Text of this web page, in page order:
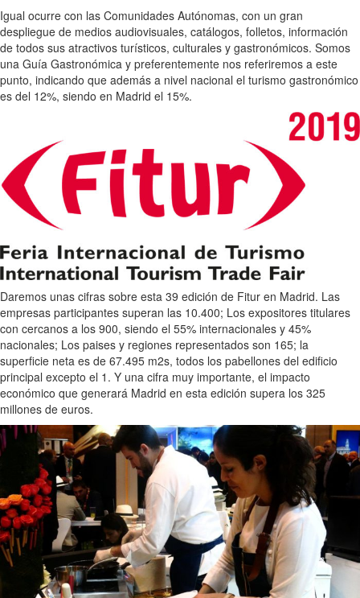
Igual ocurre con las Comunidades Autónomas, con un gran
despliegue de medios audiovisuales, catálogos, folletos, información
de todos sus atractivos turísticos, culturales y gastronómicos. Somos
una Guía Gastronómica y preferentemente nos referiremos a este
punto, indicando que además a nivel nacional el turismo gastronómico
es del 12%, siendo en Madrid el 15%.
Daremos unas cifras sobre esta 39 edición de Fitur en Madrid. Las
empresas participantes superan las 10.400; Los expositores titulares
con cercanos a los 900, siendo el 55% internacionales y 45%
nacionales; Los paises y regiones representados son 165; la
superficie neta es de 67.495 m2s, todos los pabellones del edificio
principal excepto el 1. Y una cifra muy importante, el impacto
económico que generará Madrid en esta edición supera los 325
millones de euros.